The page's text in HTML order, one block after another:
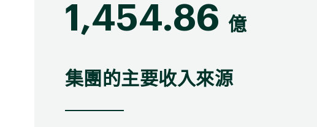
1,454.86 億
集團的主要收入來源